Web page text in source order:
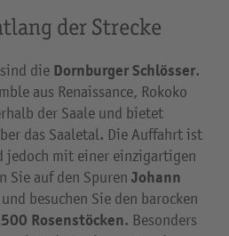
der Strecke
die Dornburger Schlösser.
aus Renaissance, Rokoko
der Saale und bietet
das Saaletal. Die Auffahrt ist
jedoch mit einer einzigartigen
Sie auf den Spuren Johann
und besuchen Sie den barocken
Rosenstöcken. Besonders